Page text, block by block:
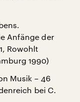
Anfänge der
Rowohlt
1990)
Musik – 46
bei C.